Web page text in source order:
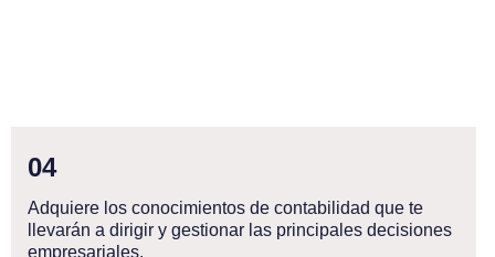
04
Adquiere los conocimientos de contabilidad que te
llevarán a dirigir y gestionar las principales decisiones
empresariales.